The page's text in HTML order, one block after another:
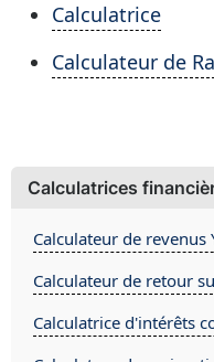
Calculatrice
Calculateur de
Calculatrices
Calculateur de revenus
Calculateur de retour
Calculatrice d'intérêts